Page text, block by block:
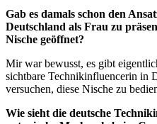
Gab es damals schon den
Deutschland als Frau zu
Nische geöffnet?
Mir war bewusst, es gibt
sichtbare Technikinfluencerin in
versuchen, diese Nische zu
Wie sieht die deutsche